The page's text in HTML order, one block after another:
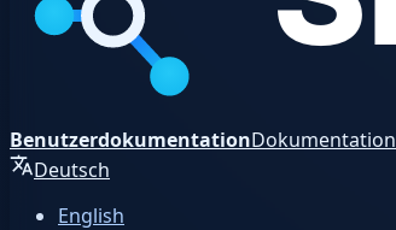
BenutzerdokumentationDokumentation
Deutsch
English